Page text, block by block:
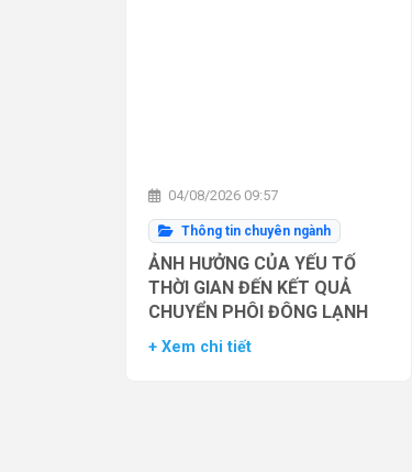
04/08/2026 09:57
Thông tin chuyên ngành
ẢNH HƯỞNG CỦA YẾU TỐ
THỜI GIAN ĐẾN KẾT QUẢ
CHUYỂN PHÔI ĐÔNG LẠNH
+ Xem chi tiết